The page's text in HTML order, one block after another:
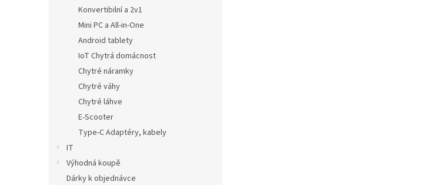
Konvertibilní a 2v1
Mini PC a All-in-One
Android tablety
IoT Chytrá domácnost
Chytré náramky
Chytré váhy
Chytré láhve
E-Scooter
Type-C Adaptéry, kabely
IT
Výhodná koupě
Dárky k objednávce